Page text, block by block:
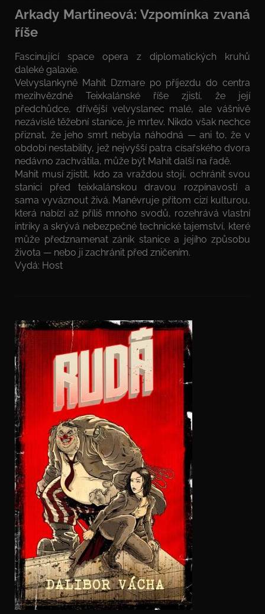
Arkady Martineová: Vzpomínka zvaná
říše
Fascinující space opera z diplomatických kruhů
daleké galaxie.
Velvyslankyně Mahit Dzmare po příjezdu do centra
mezihvězdné Teixkalánské říše zjistí, že její
předchůdce, dřívější velvyslanec malé, ale vášnivě
nezávislé těžební stanice, je mrtev. Nikdo však nechce
přiznat, že jeho smrt nebyla náhodná — ani to, že v
období nestability, jež nejvyšší patra císařského dvora
nedávno zachvátila, může být Mahit další na řadě.
Mahit musí zjistit, kdo za vraždou stojí, ochránit svou
stanici před teixkalánskou dravou rozpínavostí a
sama vyváznout živá. Manévruje přitom cizí kulturou,
která nabízí až příliš mnoho svodů, rozehrává vlastní
intriky a skrývá nebezpečné technické tajemství, které
může předznamenat zánik stanice a jejího způsobu
života — nebo ji zachránit před zničením.
Vydá: Host